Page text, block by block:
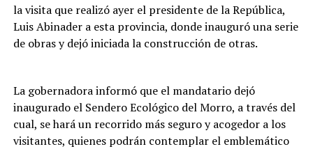
la visita que realizó ayer el presidente de la República,
Luis Abinader a esta provincia, donde inauguró una serie
de obras y dejó iniciada la construcción de otras.
La gobernadora informó que el mandatario dejó
inaugurado el Sendero Ecológico del Morro, a través del
cual, se hará un recorrido más seguro y acogedor a los
visitantes, quienes podrán contemplar el emblemático